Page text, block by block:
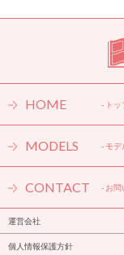
『きのう何食べた？
HOME - トッ
MODELS - モデ
CONTACT - お問
運営会社
個人情報保護方針